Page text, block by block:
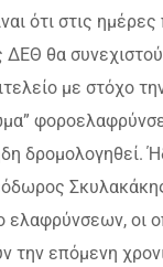
ότι στις
ΔΕΘ θα
με στόχο
δρομολογηθεί.
ελαφρύνσεων, οι
την επόμενη